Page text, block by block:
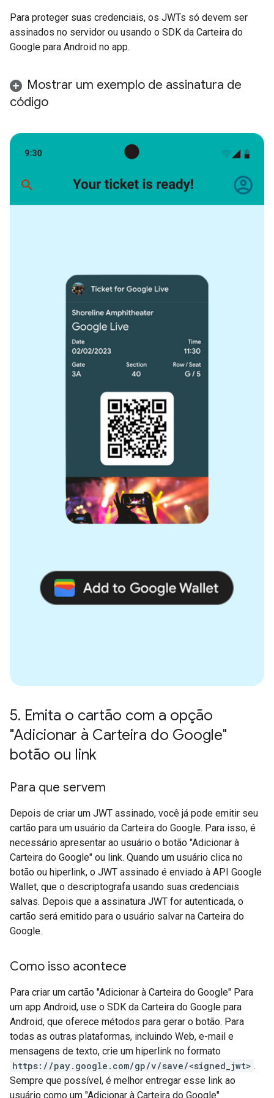
Para proteger suas credenciais, os JWTs só devem ser
assinados no servidor ou usando o SDK da Carteira do
Google para Android no app.
Mostrar um exemplo de assinatura de
código
5. Emita o cartão com a opção
"Adicionar à Carteira do Google"
botão ou link
Para que servem
Depois de criar um JWT assinado, você já pode emitir seu
cartão para um usuário da Carteira do Google. Para isso, é
necessário apresentar ao usuário o botão "Adicionar à
Carteira do Google" ou link. Quando um usuário clica no
botão ou hiperlink, o JWT assinado é enviado à API Google
Wallet, que o descriptografa usando suas credenciais
salvas. Depois que a assinatura JWT for autenticada, o
cartão será emitido para o usuário salvar na Carteira do
Google.
Como isso acontece
Para criar um cartão "Adicionar à Carteira do Google" Para
um app Android, use o SDK da Carteira do Google para
Android, que oferece métodos para gerar o botão. Para
todas as outras plataformas, incluindo Web, e-mail e
mensagens de texto, crie um hiperlink no formato
https://pay.google.com/gp/v/save/<signed_jwt> .
Sempre que possível, é melhor entregar esse link ao
usuário como um "Adicionar à Carteira do Google" .